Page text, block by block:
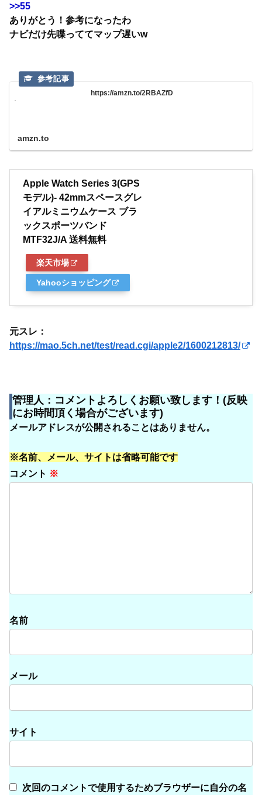
>>55
ありがとう！参考になったわ
ナビだけ先喋っててマップ遅いw
https://amzn.to/2RBAZfD
amzn.to
Apple Watch Series 3(GPS
モデル)- 42mmスペースグレ
イアルミニウムケース ブラ
ックスポーツバンド
MTF32J/A 送料無料
楽天市場
Yahooショッピング
元スレ：
https://mao.5ch.net/test/read.cgi/apple2/1600212813/
管理人：コメントよろしくお願い致します！(反映
にお時間頂く場合がございます)
メールアドレスが公開されることはありません。
※名前、メール、サイトは省略可能です
コメント ※
名前
メール
サイト
次回のコメントで使用するためブラウザーに自分の名